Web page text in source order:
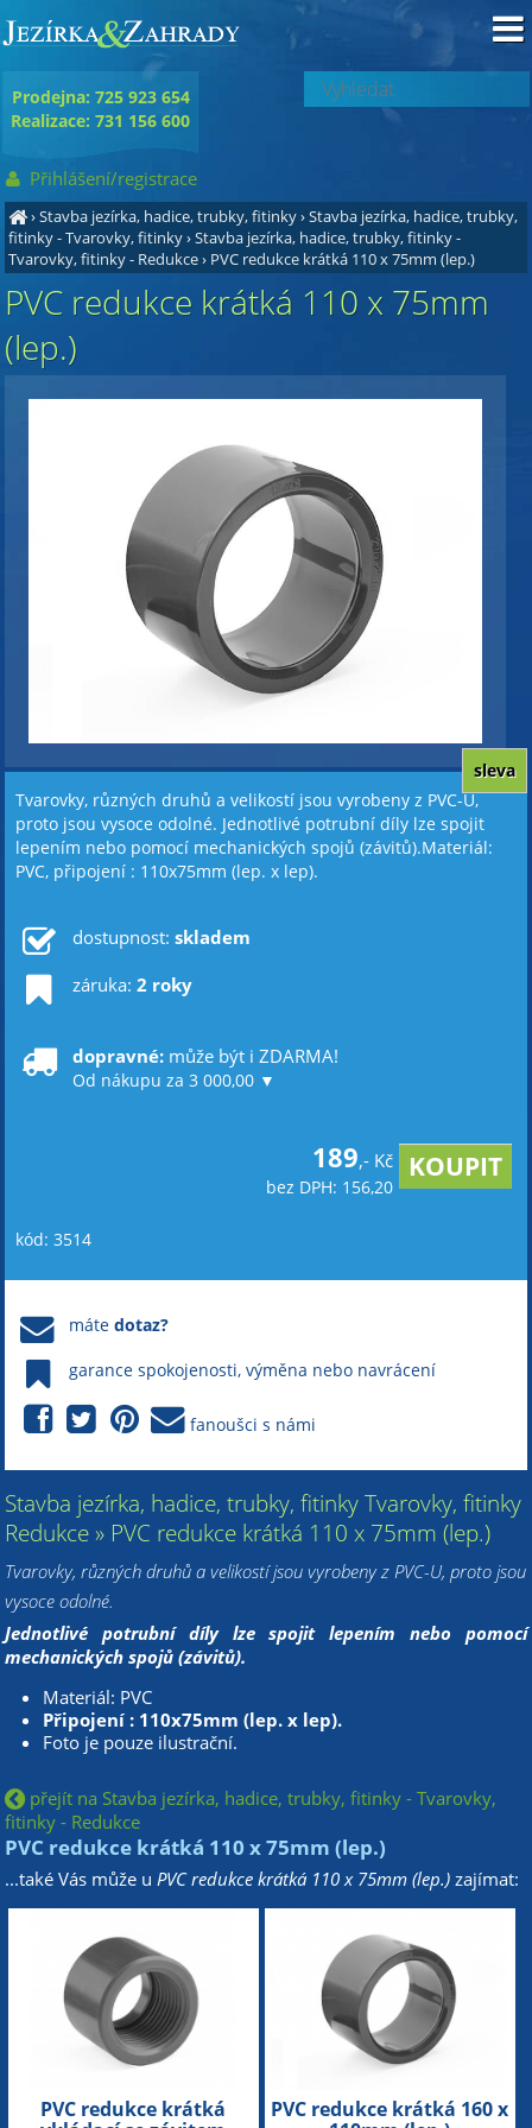
›Stavba jezírka, hadice, trubky, fitinky›Stavba jezírka, hadice, trubky,
fitinky - Tvarovky, fitinky›Stavba jezírka, hadice, trubky, fitinky -
Tvarovky, fitinky - Redukce› PVC redukce krátká 110 x 75mm (lep.)
PVC redukce krátká 110 x 75mm
(lep.)
Tvarovky, různých druhů a velikostí jsou vyrobeny z PVC-U,
proto jsou vysoce odolné. Jednotlivé potrubní díly lze spojit
lepením nebo pomocí mechanických spojů (závitů).Materiál:
PVC, připojení : 110x75mm (lep. x lep).
sleva
dostupnost: skladem
záruka: 2 roky
dopravné: může být i ZDARMA!
Od nákupu za 3 000,00 ▼
189,- Kč
bez DPH: 156,20
kód: 3514
mátedotaz?
garance spokojenosti, výměna nebo navrácení
fanoušci s námi
Stavba jezírka, hadice, trubky, fitinky Tvarovky, fitinky
Redukce » PVC redukce krátká 110 x 75mm (lep.)
Tvarovky, různých druhů a velikostí jsou vyrobeny z PVC-U, proto jsou
vysoce odolné.
Jednotlivé potrubní díly lze spojit lepením nebo pomocí
mechanických spojů (závitů).
Materiál: PVC
Připojení : 110x75mm (lep. x lep).
Foto je pouze ilustrační.
přejít na Stavba jezírka, hadice, trubky, fitinky - Tvarovky,
fitinky - Redukce
PVC redukce krátká 110 x 75mm (lep.)
...také Vás může u PVC redukce krátká 110 x 75mm (lep.) zajímat:
PVC redukce krátká
PVC redukce krátká 160 x
Prodejna: 725 923 654
Realizace: 731 156 600
Přihlášení/registrace